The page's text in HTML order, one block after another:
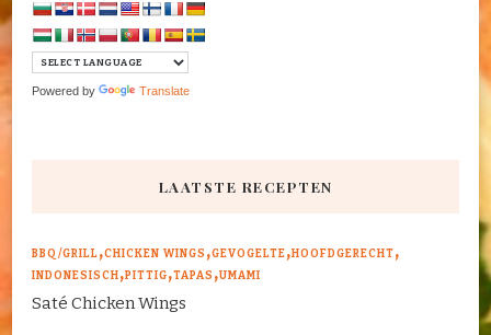
Powered by Translate
LAATSTE RECEPTEN
BBQ/GRILL CHICKEN WINGS GEVOGELTE HOOFDGERECHT
INDONESISCH PITTIG TAPAS UMAMI
Saté Chicken Wings